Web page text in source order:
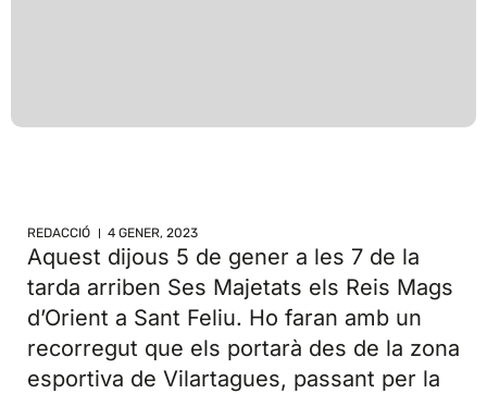
REDACCIÓ 4 GENER, 2023
Aquest dijous 5 de gener a les 7 de la
tarda arriben Ses Majetats els Reis Mags
d’Orient a Sant Feliu. Ho faran amb un
recorregut que els portarà des de la zona
esportiva de Vilartagues, passant per la